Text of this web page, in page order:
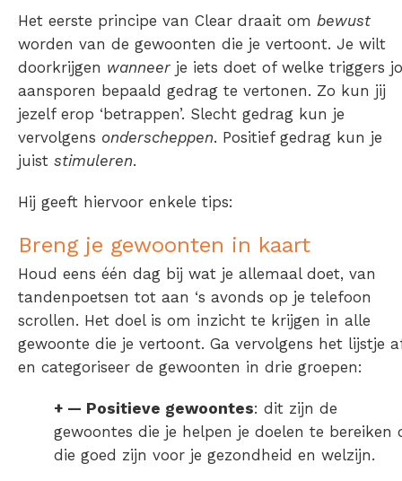
Het eerste principe van Clear draait om bewust
worden van de gewoonten die je vertoont. Je wilt
doorkrijgen wanneer je iets doet of welke triggers
aansporen bepaald gedrag te vertonen. Zo kun jij
jezelf erop ‘betrappen’. Slecht gedrag kun je
vervolgens onderscheppen. Positief gedrag kun je
juist stimuleren.
Hij geeft hiervoor enkele tips:
Breng je gewoonten in kaart
Houd eens één dag bij wat je allemaal doet, van
tandenpoetsen tot aan ‘s avonds op je telefoon
scrollen. Het doel is om inzicht te krijgen in alle
gewoonte die je vertoont. Ga vervolgens het lijstje
en categoriseer de gewoonten in drie groepen:
+ — Positieve gewoontes: dit zijn de
gewoontes die je helpen je doelen te bereiken
die goed zijn voor je gezondheid en welzijn.